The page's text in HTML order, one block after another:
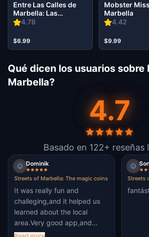
4.78
Entre Las Calles de
Marbella: Las
Monedas Mágicas
$6.99
4.42
Mobster
Marbella
$9.99
Qué dicen los usuarios sobre
Marbella?
4.7
Basado en 122+ reseñas
Dominik
Streets of Marbella: The magic coins
It was really fun and
challeging,and it helped us
learned about the local
area.Very good app,and
experience.
Streets